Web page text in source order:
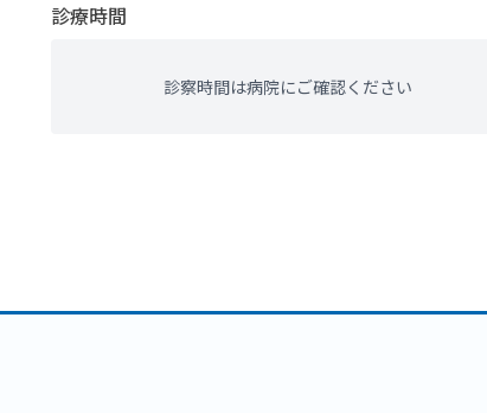
診療時間
診察時間は病院にご確認ください